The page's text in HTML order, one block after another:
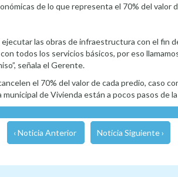
de lo que representa el 70% del valor
las obras de infraestructura con el fin
todos los servicios básicos, por eso
señala el Gerente.
el 70% del valor de cada predio, caso
de Vivienda están a pocos pasos de
‹ Noticia Anterior Noticia Siguiente ›